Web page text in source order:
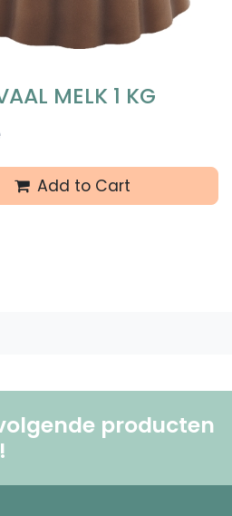
MELK 1 KG
Add to Cart
producten